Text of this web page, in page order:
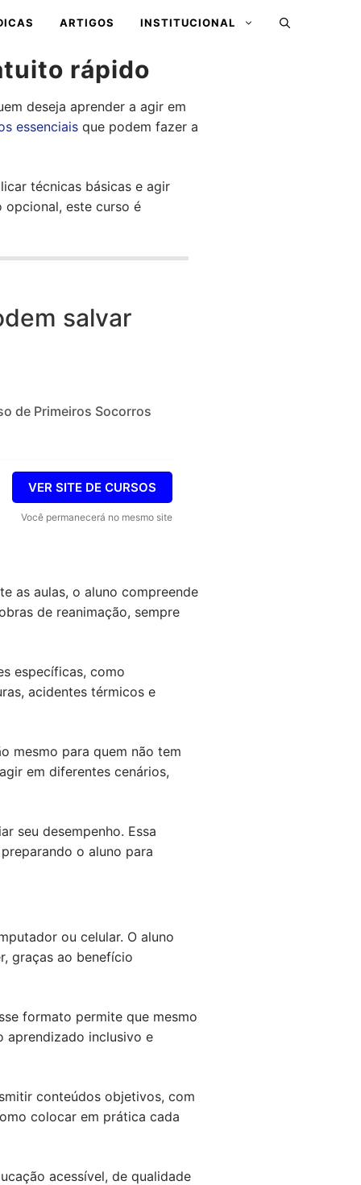
ARTIGOS INSTITUCIONAL
rápido
deseja aprender a agir em
essenciais que podem fazer a
técnicas básicas e agir
opcional, este curso é
salvar
de Primeiros Socorros
VER SITE DE CURSOS
Você permanecerá no mesmo site
as aulas, o aluno compreende
de reanimação, sempre
específicas, como
acidentes térmicos e
mesmo para quem não tem
em diferentes cenários,
seu desempenho. Essa
o aluno para
ou celular. O aluno
graças ao benefício
formato permite que mesmo
aprendizado inclusivo e
conteúdos objetivos, com
colocar em prática cada
acessível, de qualidade